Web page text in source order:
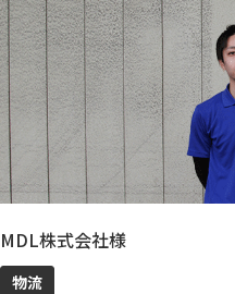
MDL株式会社様
物流